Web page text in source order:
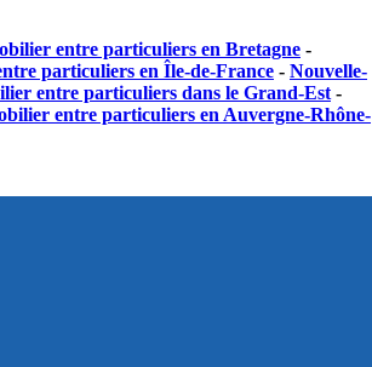
entre particuliers en Bretagne -
particuliers en Île-de-France - Nouvelle-
entre particuliers dans le Grand-Est -
entre particuliers en Auvergne-Rhône-